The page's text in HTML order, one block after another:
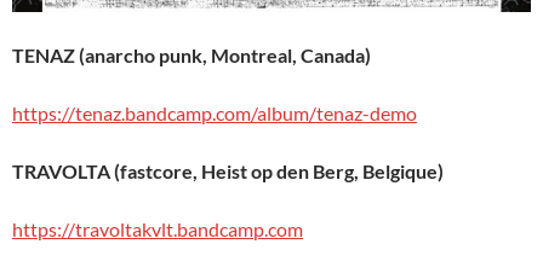
TENAZ (anarcho punk, Montreal, Canada)
https://tenaz.bandcamp.com/album/tenaz-demo
TRAVOLTA (fastcore, Heist op den Berg, Belgique)
https://travoltakvlt.bandcamp.com